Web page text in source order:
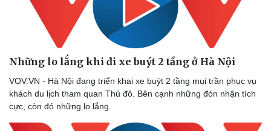
Những lo lắng khi đi xe buýt 2 tầng ở Hà Nội
VOV.VN - Hà Nội đang triển khai xe buýt 2 tầng mui trần phục vụ
khách du lịch tham quan Thủ đô. Bên cạnh những đón nhận tích
cực, còn đó những lo lắng.